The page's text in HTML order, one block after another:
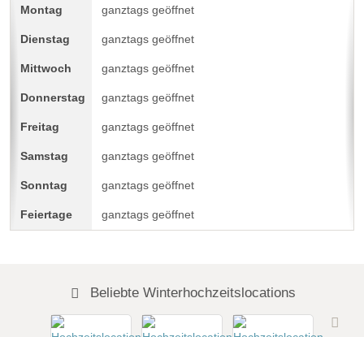
ganztags geöffnet
ganztags geöffnet
ganztags geöffnet
ganztags geöffnet
ganztags geöffnet
ganztags geöffnet
ganztags geöffnet
ganztags geöffnet
Beliebte Winterhochzeitslocations